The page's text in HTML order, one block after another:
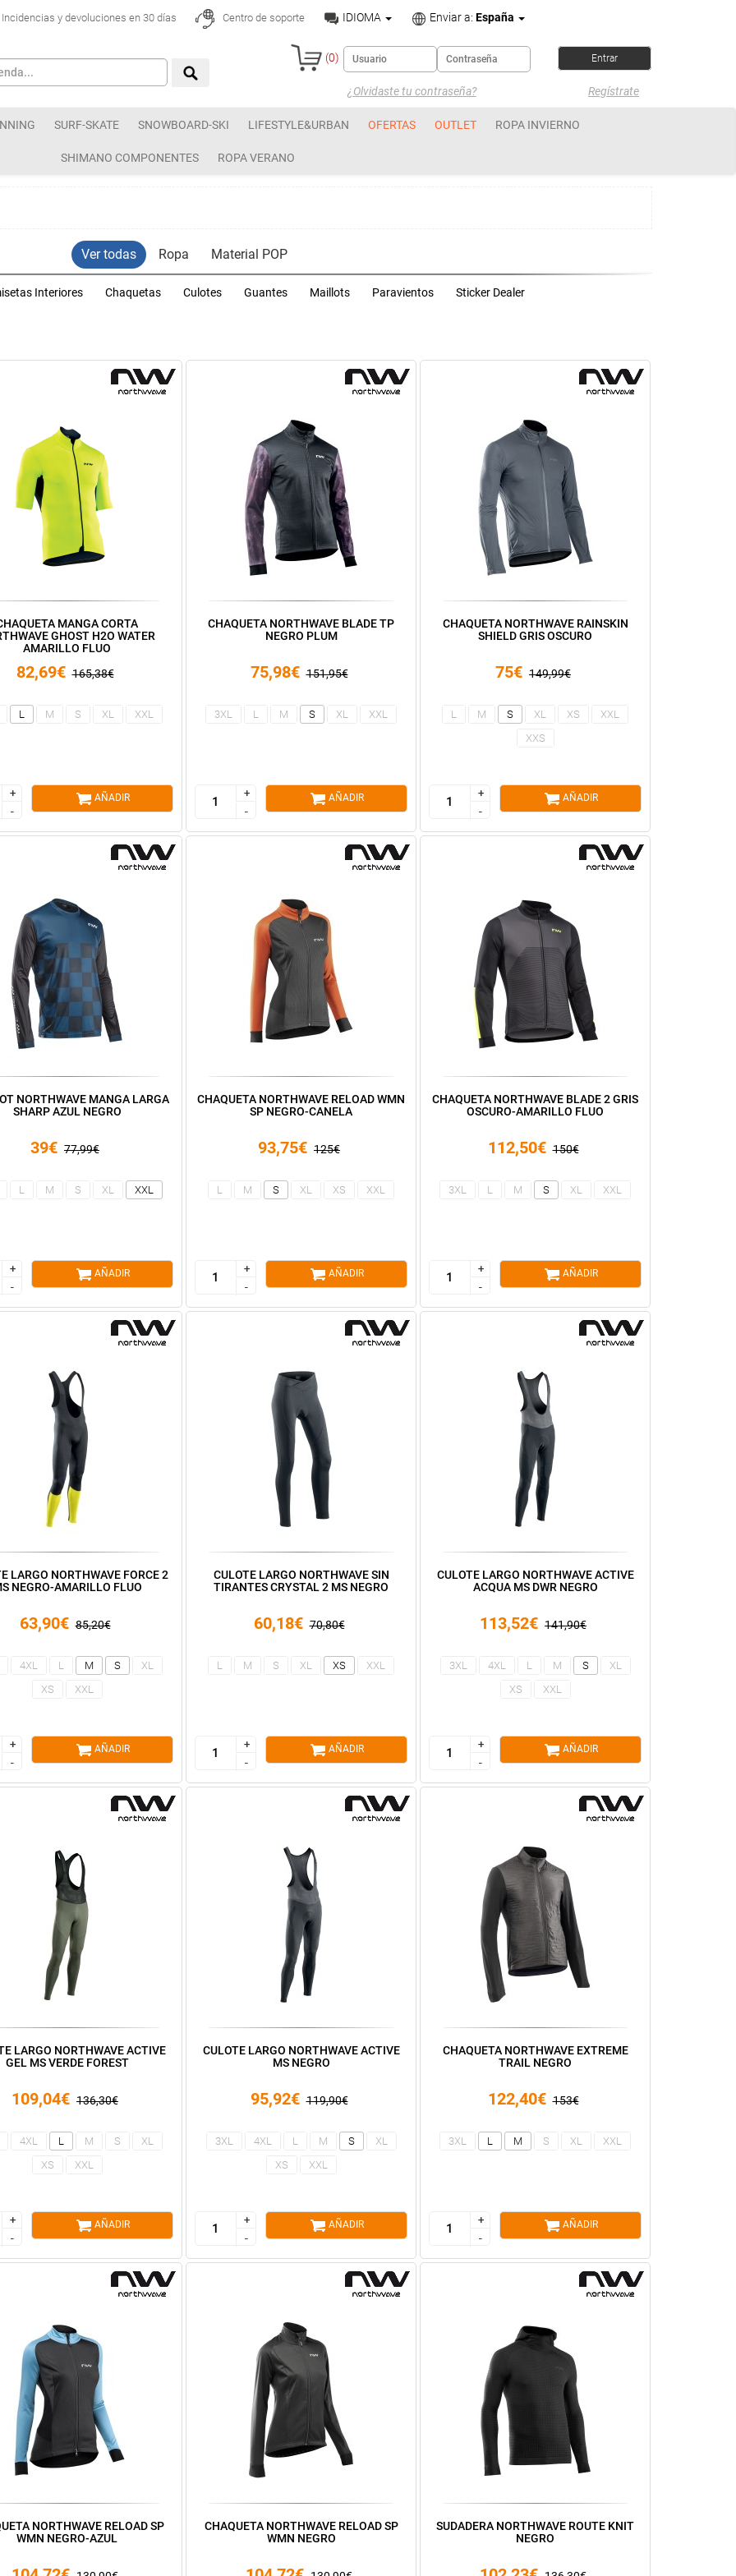
Incidencias y devoluciones en 30 días Centro de soporte IDIOMA Enviar a: España
(0)
¿Olvidaste tu contraseña? Regístrate
SURF-SKATE SNOWBOARD-SKI LIFESTYLE&URBAN OFERTAS OUTLET ROPA INVIERNO
SHIMANO COMPONENTES ROPA VERANO
Ver todas Ropa Material POP
Interiores Chaquetas Culotes Guantes Maillots Paravientos Sticker Dealer
MANGA CORTA
GHOST H2O WATER
AMARILLO FLUO
82,69€ 165,38€
L M S XL XXL
+
-
+
-
AÑADIR
CHAQUETA NORTHWAVE BLADE TP
NEGRO PLUM
75,98€ 151,95€
3XL L M S XL XXL
+
-
+
-
AÑADIR
CHAQUETA NORTHWAVE RAINSKIN
SHIELD GRIS OSCURO
75€ 149,99€
L M S XL XS
XXL
XXS
+
-
+
-
AÑADIR
NORTHWAVE MANGA LARGA
SHARP AZUL NEGRO
39€ 77,99€
L M S XL XXL
+
-
+
-
AÑADIR
CHAQUETA NORTHWAVE RELOAD WMN
SP NEGRO-CANELA
93,75€ 125€
L M S XL XS XXL
+
-
+
-
AÑADIR
CHAQUETA NORTHWAVE BLADE 2 GRIS
OSCURO-AMARILLO FLUO
112,50€ 150€
3XL L M S XL XXL
+
-
+
-
AÑADIR
LARGO NORTHWAVE FORCE 2
NEGRO-AMARILLO FLUO
63,90€ 85,20€
4XL L M S
XL
XS
XXL
+
-
+
-
AÑADIR
CULOTE LARGO NORTHWAVE SIN
TIRANTES CRYSTAL 2 MS NEGRO
60,18€ 70,80€
L M S XL XS XXL
+
-
+
-
AÑADIR
CULOTE LARGO NORTHWAVE ACTIVE
ACQUA MS DWR NEGRO
113,52€ 141,90€
3XL 4XL L M S
XL
XS
XXL
+
-
+
-
AÑADIR
LARGO NORTHWAVE ACTIVE
GEL MS VERDE FOREST
109,04€ 136,30€
4XL L M S
XL
XS
XXL
+
-
+
-
AÑADIR
CULOTE LARGO NORTHWAVE ACTIVE
MS NEGRO
95,92€ 119,90€
3XL 4XL L M S
XL
XS
XXL
+
-
+
-
AÑADIR
CHAQUETA NORTHWAVE EXTREME
TRAIL NEGRO
122,40€ 153€
3XL L M S XL XXL
+
-
+
-
AÑADIR
NORTHWAVE RELOAD SP
WMN NEGRO-AZUL
CHAQUETA NORTHWAVE RELOAD SP
WMN NEGRO
SUDADERA NORTHWAVE ROUTE KNIT
NEGRO